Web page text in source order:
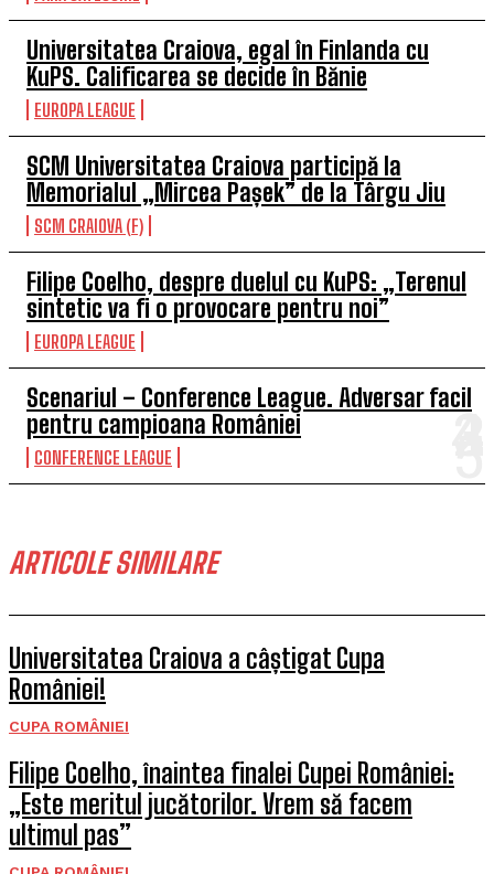
Universitatea Craiova, egal în Finlanda cu
KuPS. Calificarea se decide în Bănie
EUROPA LEAGUE
SCM Universitatea Craiova participă la
Memorialul „Mircea Pașek” de la Târgu Jiu
SCM CRAIOVA (F)
Filipe Coelho, despre duelul cu KuPS: „Terenul
sintetic va fi o provocare pentru noi”
EUROPA LEAGUE
Scenariul – Conference League. Adversar facil
pentru campioana României
CONFERENCE LEAGUE
ARTICOLE SIMILARE
Universitatea Craiova a câștigat Cupa
României!
CUPA ROMÂNIEI
Filipe Coelho, înaintea finalei Cupei României:
„Este meritul jucătorilor. Vrem să facem
ultimul pas”